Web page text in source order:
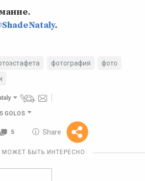
.
фотография
фото
GOLOS
5 Share
Reward
10 GOLOS
МОЖЕТ БЫТЬ ИНТЕРЕСНО